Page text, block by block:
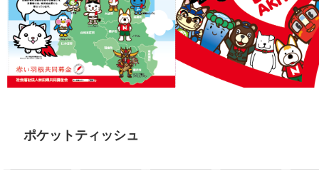
ポケットティッシュ